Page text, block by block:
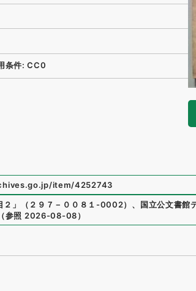
条件: CC0
item/4252743
２ 」 （ ２９７－００８１-0002） 、 国立公文書館
（参照 2026-08-08）